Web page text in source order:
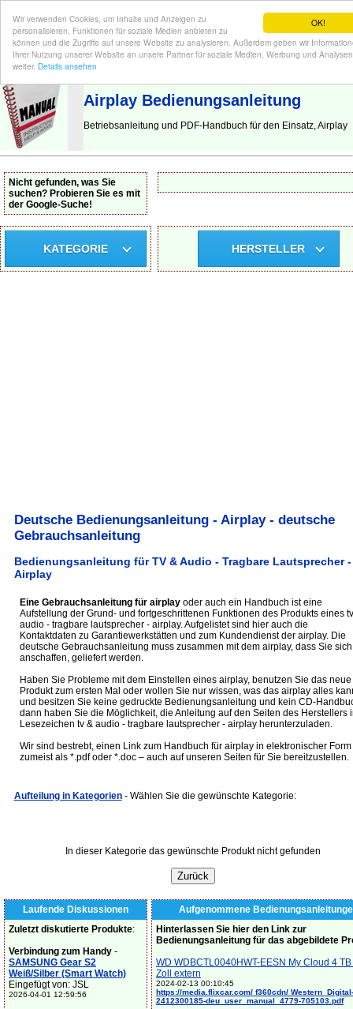
OK!
Wir verwenden Cookies, um Inhalte und Anzeigen zu
personalisieren, Funktionen für soziale Medien anbieten zu
können und die Zugriffe auf unsere Website zu analysieren. Außerdem geben wir
Ihrer Nutzung unserer Website an unsere Partner für soziale Medien, Werbung und Analysen
weiter. Details ansehen
BEDIENUNGSANLEITUNG | Hier finden Sie die deutsche Anleitung!
Airplay Bedienungsanleitung
Betriebsanleitung und PDF-Handbuch für den Einsatz, Airplay
Nicht gefunden, was Sie
suchen? Probieren Sie es mit
der Google-Suche!
KATEGORIE HERSTELLER
Deutsche Bedienungsanleitung - Airplay - deutsche
Gebrauchsanleitung
Bedienungsanleitung für TV & Audio - Tragbare Lautsprecher -
Airplay
Eine Gebrauchsanleitung für airplayoder auch ein Handbuch ist eine
Aufstellung der Grund- und fortgeschrittenen Funktionen des Produkts eines
audio - tragbare lautsprecher - airplay. Aufgelistet sind hier auch die
Kontaktdaten zu Garantiewerkstätten und zum Kundendienst der airplay. Die
deutsche Gebrauchsanleitung muss zusammen mit dem airplay, dass Sie sich
anschaffen, geliefert werden.
Haben Sie Probleme mit dem Einstellen eines airplay, benutzen Sie das neue
Produkt zum ersten Mal oder wollen Sie nur wissen, was das airplay alles
und besitzen Sie keine gedruckte Bedienungsanleitung und kein CD-
dann haben Sie die Möglichkeit, die Anleitung auf den Seiten des Herstellers
Lesezeichen tv & audio - tragbare lautsprecher - airplay herunterzuladen.
Wir sind bestrebt, einen Link zum Handbuch für airplay in elektronischer Form
zumeist als *.pdf oder *.doc – auch auf unseren Seiten für Sie bereitzustellen.
Aufteilung in Kategorien - Wählen Sie die gewünschte Kategorie:
In dieser Kategorie das gewünschte Produkt nicht gefunden
Laufende Diskussionen
Zuletzt diskutierte Produkte:
Verbindung zum Handy -
SAMSUNG Gear S2
Weiß/Silber (Smart Watch)
Eingefügt von: JSL
2026-04-01 12:59:56
Aufgenommene
Hinterlassen Sie hier den Link zur
Bedienungsanleitung für das abgebildete
WD WDBCTL0040HWT-EESN My Cloud 4
Zoll extern
2024-02-13 00:10:45
https://media.flixcar.com/ f360cdn/ Western_Digital-
2412300185-deu_user_manual_4779-705103.pdf